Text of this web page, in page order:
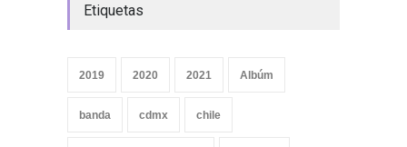
Etiquetas
2019 2020 2021 Albúm
banda cdmx chile